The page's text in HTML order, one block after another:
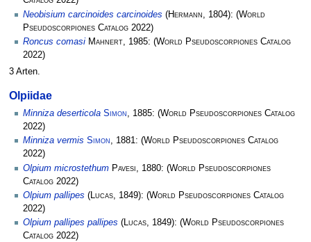
Neobisium carcinoides carcinoides (Hermann , 1804): (World
Pseudoscorpiones Catalog 2022)
Roncus comasi Mahnert, 1985: (World Pseudoscorpiones Catalog
2022)
3 Arten.
Olpiidae
Minniza deserticola Simon, 1885: (World Pseudoscorpiones Catalog
2022)
Minniza vermis Simon, 1881: (World Pseudoscorpiones Catalog
2022)
Olpium microstethum Pavesi , 1880: (World Pseudoscorpiones
Catalog 2022)
Olpium pallipes (Lucas, 1849): (World Pseudoscorpiones Catalog
2022)
Olpium pallipes pallipes (Lucas, 1849): (World Pseudoscorpiones
Catalog 2022)